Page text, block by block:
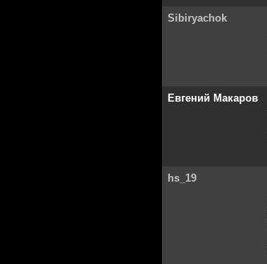
Sibiryachok
Евгений Макаров
hs_19